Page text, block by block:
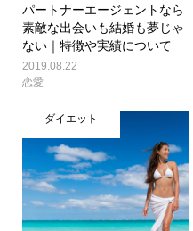
パートナーエージェントなら
素敵な出会いも結婚も夢じゃ
ない｜特徴や実績について
2019.08.22
恋愛
ダイエット